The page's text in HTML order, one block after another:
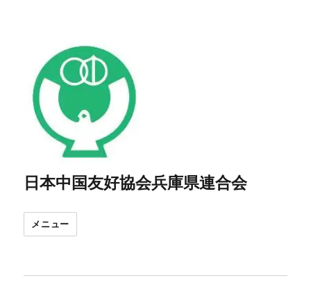
日本中国友好協会兵庫県連合会
メニュー